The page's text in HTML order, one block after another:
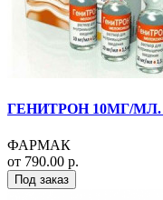
ГЕНИТРОН 10МГ/
ФАРМАК
от 790.00 р.
Под заказ